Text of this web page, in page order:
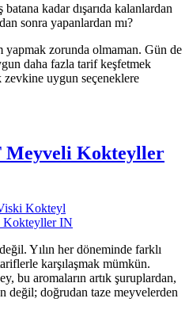
kadar dışarıda kalanlardan
sonra yapanlardan mı?
yapmak zorunda olmaman. Gün de
daha fazla tarif keşfetmek
zevkine uygun seçeneklere
Meyveli Kokteyller
Kokteyl
Yılın her döneminde farklı
karşılaşmak mümkün.
bu aromaların artık şuruplardan,
değil; doğrudan taze meyvelerden